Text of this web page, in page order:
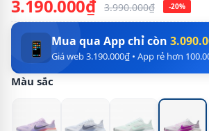
3.190.000₫ 3.990.000₫ -20%
📱 Mua qua App chỉ còn
Giá web 3.190.000₫ • App rẻ hơn
Màu sắc